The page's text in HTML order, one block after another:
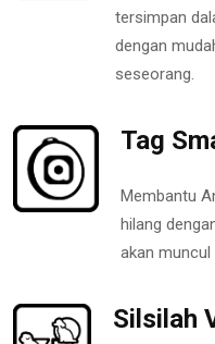
tersimpan
dengan
seseorang.
Tag
Membantu
hilang
akan muncul
Silsilah